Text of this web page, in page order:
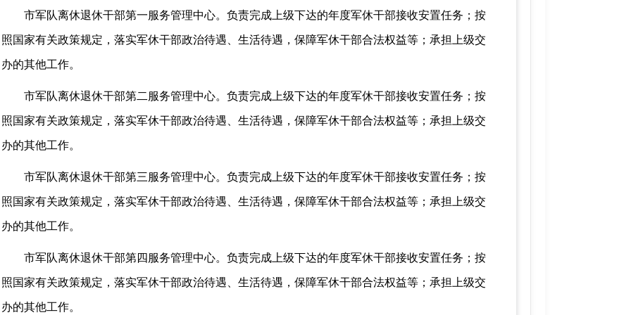
市军队离休退休干部第一服务管理中心。负责完成上级下达的年度军休干部接收安置任务；按
照国家有关政策规定，落实军休干部政治待遇、生活待遇，保障军休干部合法权益等；承担上级交
办的其他工作。
市军队离休退休干部第二服务管理中心。 负责完成上级下达的年度军休干部接收安置任务；按
照国家有关政策规定，落实军休干部政治待遇、生活待遇，保障军休干部合法权益等；承担上级交
办的其他工作。
市军队离休退休干部第三服务管理中心。负责完成上级下达的年度军休干部接收安置任务；按
照国家有关政策规定，落实军休干部政治待遇、生活待遇，保障军休干部合法权益等；承担上级交
办的其他工作。
市军队离休退休干部第四服务管理中心。负责完成上级下达的年度军休干部接收安置任务；按
照国家有关政策规定，落实军休干部政治待遇、生活待遇，保障军休干部合法权益等；承担上级交
办的其他工作。